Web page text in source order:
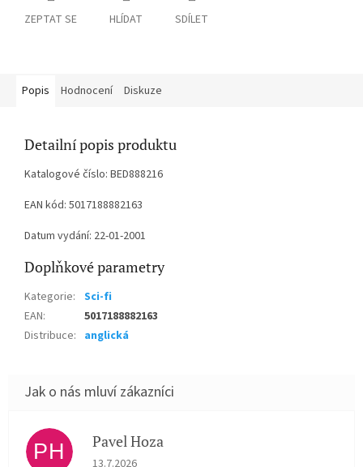
ZEPTAT SE HLÍDAT SDÍLET
Popis Hodnocení Diskuze
Detailní popis produktu
Katalogové číslo: BED888216
EAN kód: 5017188882163
Datum vydání: 22-01-2001
Doplňkové parametry
Kategorie: Sci-fi
EAN:
5017188882163
Distribuce: anglická
PH Pavel Hoza
Hodnocení obchodu je 5 z 5 hvězdiček.